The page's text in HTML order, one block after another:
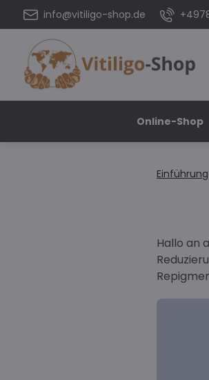
info@vitiligo-shop.de
Online-Shop
Einführung
Hallo an